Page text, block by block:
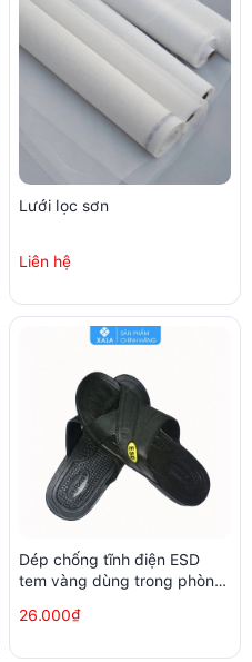
Lưới lọc sơn
Liên hệ
Dép chống tĩnh điện ESD
tem vàng dùng trong phòng
26.000₫